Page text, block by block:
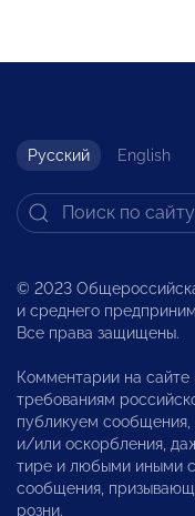
Русский English
© 2023
и среднего
Все права защищены.
Комментарии на
требованиям
публикуем
и/или оскорбления,
тире и любыми иными
сообщения,
розни.